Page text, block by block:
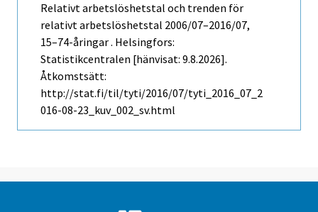
Relativt arbetslöshetstal och trenden för
relativt arbetslöshetstal 2006/07–2016/07,
15–74-åringar . Helsingfors:
Statistikcentralen [hänvisat: 9.8.2026].
Åtkomstsätt:
http://stat.fi/til/tyti/2016/07/tyti_2016_07_2
016-08-23_kuv_002_sv.html